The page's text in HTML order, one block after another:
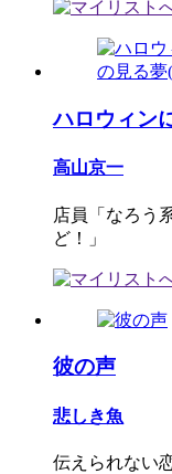
ハロウィン
高山京一
店員「なろう
ど！」
彼の声
悲しき魚
伝えられない